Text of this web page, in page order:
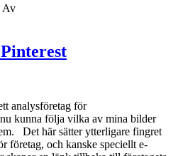
Av
analysföretag för
kunna följa vilka av mina bilder
Det här sätter ytterligare fingret
företag, och kanske speciellt e-